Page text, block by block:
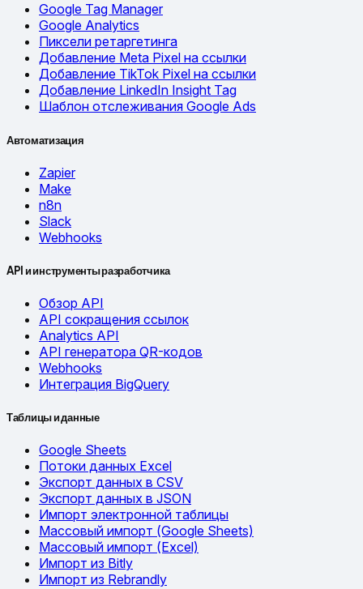
Google Tag Manager
Google Analytics
Пиксели ретаргетинга
Добавление Meta Pixel на ссылки
Добавление TikTok Pixel на ссылки
Добавление LinkedIn Insight Tag
Шаблон отслеживания Google Ads
Автоматизация
Zapier
Make
n8n
Slack
Webhooks
API и инструменты разработчика
Обзор API
API сокращения ссылок
Analytics API
API генератора QR-кодов
Webhooks
Интеграция BigQuery
Таблицы и данные
Google Sheets
Потоки данных Excel
Экспорт данных в CSV
Экспорт данных в JSON
Импорт электронной таблицы
Массовый импорт (Google Sheets)
Массовый импорт (Excel)
Импорт из Bitly
Импорт из Rebrandly